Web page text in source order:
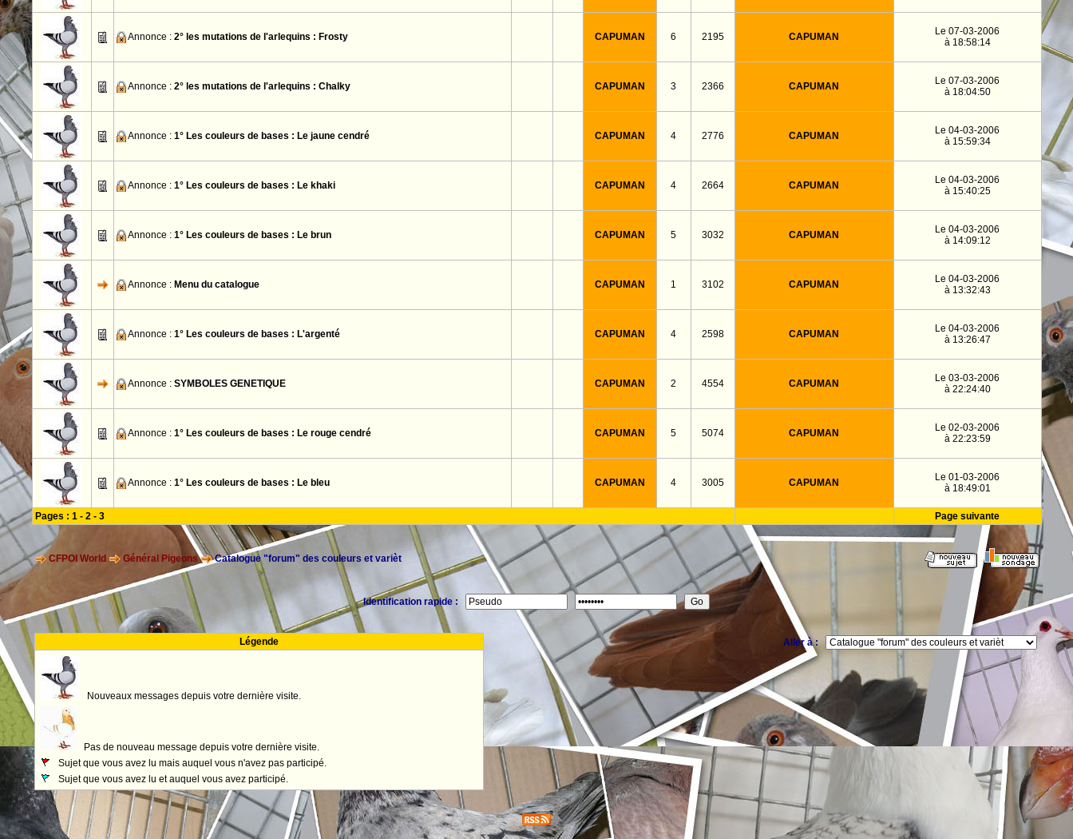
Annonce : 2° les mutations de l'arlequins : Frosty CAPUMAN 6 2195 CAPUMAN
Le 07-03-2006
à 18:58:14
Annonce : 2° les mutations de l'arlequins : Chalky CAPUMAN 3 2366 CAPUMAN
Le 07-03-2006
à 18:04:50
Annonce : 1° Les couleurs de bases : Le jaune cendré CAPUMAN 4 2776 CAPUMAN
Le 04-03-2006
à 15:59:34
Annonce : 1° Les couleurs de bases : Le khaki CAPUMAN 4 2664 CAPUMAN
Le 04-03-2006
à 15:40:25
Annonce : 1° Les couleurs de bases : Le brun CAPUMAN 5 3032 CAPUMAN
Le 04-03-2006
à 14:09:12
Annonce : Menu du catalogue CAPUMAN 1 3102 CAPUMAN
Le 04-03-2006
à 13:32:43
Annonce : 1° Les couleurs de bases : L'argenté CAPUMAN 4 2598 CAPUMAN
Le 04-03-2006
à 13:26:47
Annonce : SYMBOLES GENETIQUE CAPUMAN 2 4554 CAPUMAN
Le 03-03-2006
à 22:24:40
Annonce : 1° Les couleurs de bases : Le rouge cendré CAPUMAN 5 5074 CAPUMAN
Le 02-03-2006
à 22:23:59
Annonce : 1° Les couleurs de bases : Le bleu CAPUMAN 4 3005 CAPUMAN
Le 01-03-2006
à 18:49:01
Pages : 1- 2- 3 Page suivante
CFPOI World Général Pigeons Catalogue "forum" des couleurs et varièt
Identification rapide :
Légende
Nouveaux messages depuis votre dernière visite.
Pas de nouveau message depuis votre dernière visite.
Sujet que vous avez lu mais auquel vous n'avez pas participé.
Sujet que vous avez lu et auquel vous avez participé.
Aller à :